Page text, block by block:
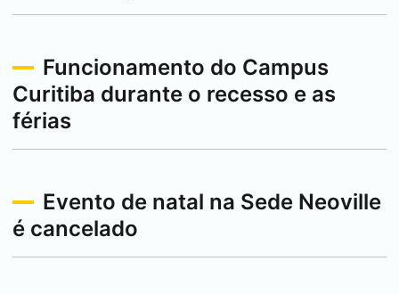
Funcionamento do Campus
Curitiba durante o recesso e as
férias
Evento de natal na Sede Neoville
é cancelado